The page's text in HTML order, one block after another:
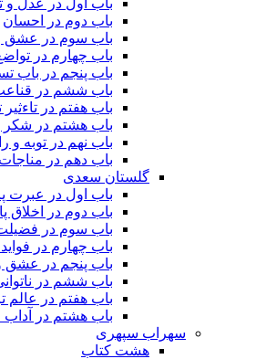
باب اول در عدل و
باب دوم در احسان
باب سوم در عشق
باب چهارم در
باب پنجم در باب
باب ششم در
باب هفتم در تاءثیر
باب هشتم در شکر
باب نهم در توبه و
باب دهم در
گلستان سعدی
باب اول در عبرت
باب دوم در اخلاق
باب سوم در
باب چهارم در
باب پنجم در عشق
باب ششم در
باب هفتم در عالم
باب هشتم در
سهراب سپهری
هشت کتاب